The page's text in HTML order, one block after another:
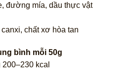
đường mía, dầu thực vật
chất xơ hòa tan
bình mỗi 50g
kcal